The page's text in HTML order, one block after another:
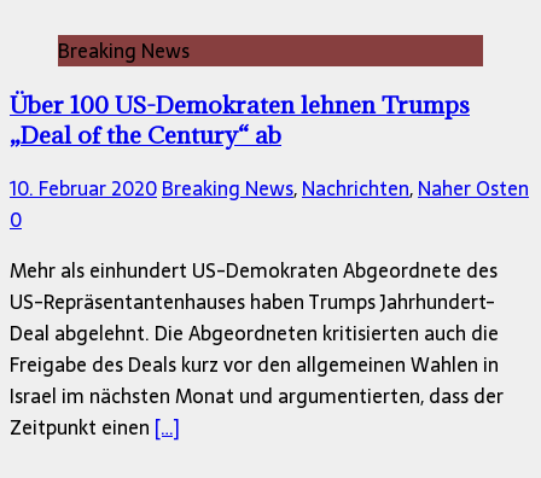
Breaking News
Über 100 US-Demokraten lehnen Trumps
„Deal of the Century“ ab
10. Februar 2020Breaking News,Nachrichten,Naher Osten
0
Mehr als einhundert US-Demokraten Abgeordnete des
US-Repräsentantenhauses haben Trumps Jahrhundert-
Deal abgelehnt. Die Abgeordneten kritisierten auch die
Freigabe des Deals kurz vor den allgemeinen Wahlen in
Israel im nächsten Monat und argumentierten, dass der
Zeitpunkt einen […]